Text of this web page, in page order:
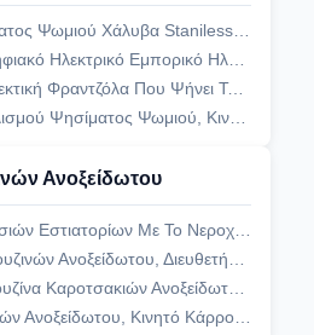
Εμπορικό Ηλεκτρικό Slicer Ψωμιού Ποιοτικό Μαχαίρι
Εμπορικό Ηλεκτρικό Ψωμί Proofer Φούρνων Proofer
Το Παν Διάφορο Κιβώτιο Φρυγανιάς Αλουμινίου Ικανότητας
Κινητό Καροτσάκι Ανοξείδωτου Για Την Κουζίνα
Ανοξείδωτου
Νεροχύτη Πίνακας Νεροχυτών Ανοξείδωτου 1/2/3 Νεροχύτες
Λειτουργώντας Πίνακας Ανοξείδωτου Ραφιών
Ανοξείδωτου Γραμμών Για Gastronorm
Κινητό Κάρρο Κουζινών Ανοξείδωτου 2/3 Σειρές